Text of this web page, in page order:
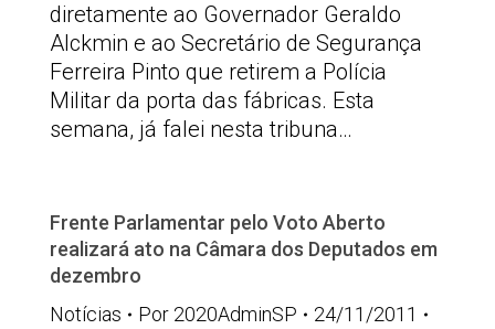
diretamente ao Governador Geraldo
Alckmin e ao Secretário de Segurança
Ferreira Pinto que retirem a Polícia
Militar da porta das fábricas. Esta
semana, já falei nesta tribuna…
Frente Parlamentar pelo Voto Aberto
realizará ato na Câmara dos Deputados em
dezembro
Notícias
Por 2020AdminSP
24/11/2011